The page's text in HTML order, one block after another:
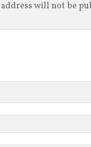
will not be